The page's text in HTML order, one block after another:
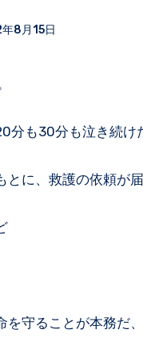
8月15日
も30分も泣き続け
に、救護の依頼が届
守ることが本務だ、